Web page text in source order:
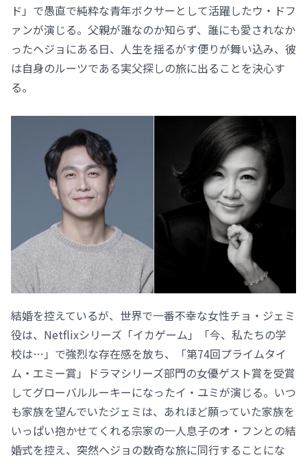
ド」で愚直で純粋な青年ボクサーとして活躍したウ・ドフ
ァンが演じる。父親が誰なのか知らず、誰にも愛されなか
ったヘジョにある日、人生を揺るがす便りが舞い込み、彼
は自身のルーツである実父探しの旅に出ることを決心す
る。
結婚を控えているが、世界で一番不幸な女性チョ・ジェミ
役は、Netflixシリーズ「イカゲーム」「今、私たちの学
校は…」で強烈な存在感を放ち、「第74回プライムタイ
ム・エミー賞」ドラマシリーズ部門の女優ゲスト賞を受賞
してグローバルルーキーになったイ・ユミが演じる。いつ
も家族を望んでいたジェミは、あれほど願っていた家族を
いっぱい抱かせてくれる宗家の一人息子のオ・フンとの結
婚式を控え、突然ヘジョの数奇な旅に同行することにな